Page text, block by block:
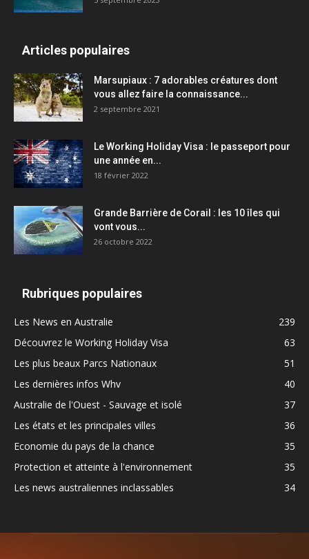
Articles populaires
Marsupiaux : 7 adorables créatures dont
vous allez faire la connaissance...
2 septembre 2021
Le Working Holiday Visa : le passeport pour
une année en...
18 février 2022
Grande Barrière de Corail : les 10 îles qui
vont vous...
26 octobre 2022
Rubriques populaires
Les News en Australie
239
Découvrez le Working Holiday Visa
63
Les plus beaux Parcs Nationaux
51
Les dernières infos Whv
40
Australie de l'Ouest - Sauvage et isolé
37
Les états et les principales villes
36
Economie du pays de la chance
35
Protection et atteinte à l'environnement
35
Les news australiennes inclassables
34